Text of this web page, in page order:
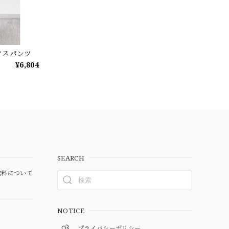
パンツ
¥6,804
について
SEARCH
NOTICE